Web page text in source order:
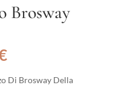
Brosway
Il
attuale
Di Brosway Della